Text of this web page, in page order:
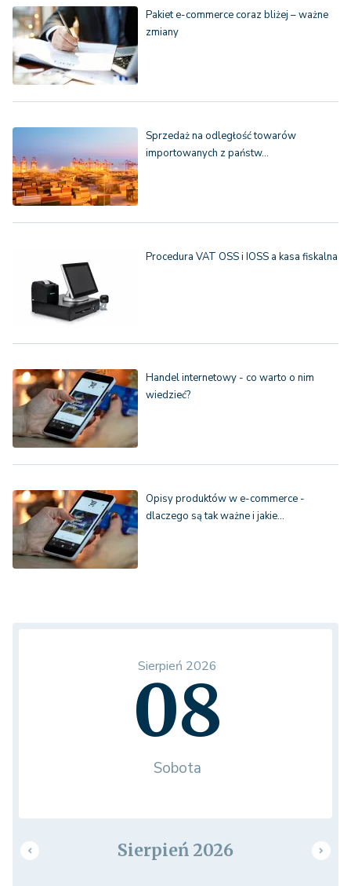
Pakiet e-commerce coraz bliżej – ważne
zmiany
Sprzedaż na odległość towarów
importowanych z państw…
Procedura VAT OSS i IOSS a kasa fiskalna
Handel internetowy - co warto o nim
wiedzieć?
Opisy produktów w e-commerce -
dlaczego są tak ważne i jakie…
Sierpień 2026
08
Sobota
Sierpień 2026